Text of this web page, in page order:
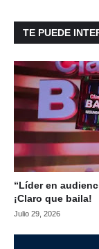
TE PUEDE
“Líder en
¡Claro que baila!
Julio 29, 2026